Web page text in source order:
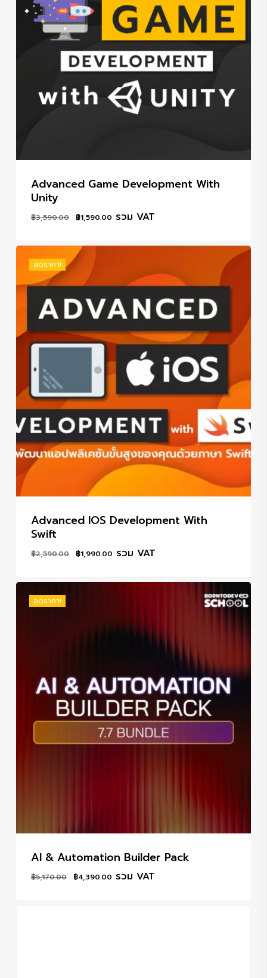
Advanced Game Development With
Unity
฿3,590.00
Original
was:
฿3,590.00.
฿1,590.00Current
is:
รวม VAT
ลดราคา!
Advanced IOS Development With
Swift
฿2,590.00
Original
was:
฿1,990.00Current
is:
รวม VAT
ลดราคา!
AI & Automation Builder Pack
฿5,170.00
Original
฿4,390.00Current
รวม VAT